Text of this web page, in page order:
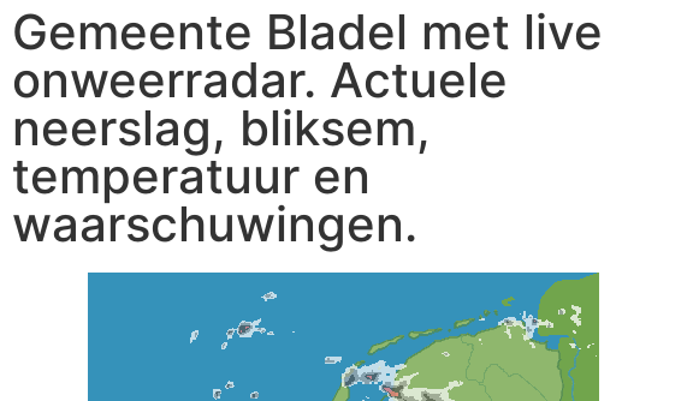
Gemeente Bladel met live
onweerradar. Actuele
neerslag, bliksem,
temperatuur en
waarschuwingen.